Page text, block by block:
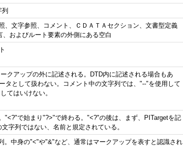
、文字参照、コメント、ＣＤＡＴＡセクション、文書型定義
およびルート要素の外側にある空白
クアップの外に記述される。DTD内に記述される場合もあ
タとして扱わない。コメント中の文字列では、"--"を使用して
てはいけない。
"<?"で始まり"?>"で終わる。"<?"の後は、まず、PITargetを記
字列ではない、名前と規定されている。
。中身の"<"や"&"など、通常はマークアップを表すと認識され